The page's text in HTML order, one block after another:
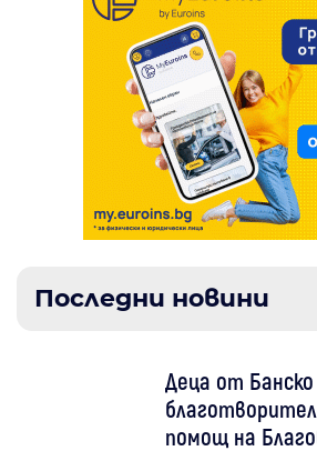
Последни новини
Деца от
помощ на